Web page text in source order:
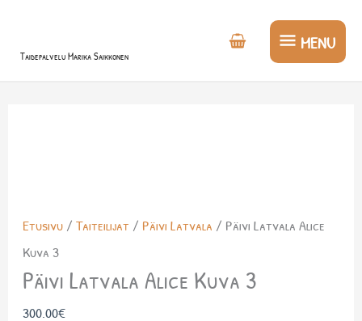
Taidepalvelu Marika Saikkonen
MENU
MENU
Etusivu/ Taiteilijat / Päivi Latvala / Päivi Latvala Alice
Kuva 3
Päivi Latvala Alice Kuva 3
300.00€